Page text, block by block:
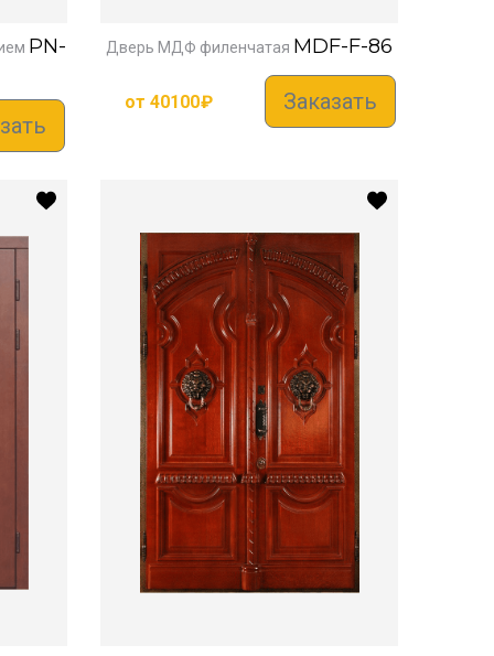
PN-
Дверь МДФ филенчатая MDF-F-86
от 40100₽ Заказать